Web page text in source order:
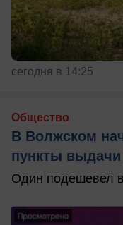
сегодня в 14:25
Общество
В Волжском
пункты
Один подешевел